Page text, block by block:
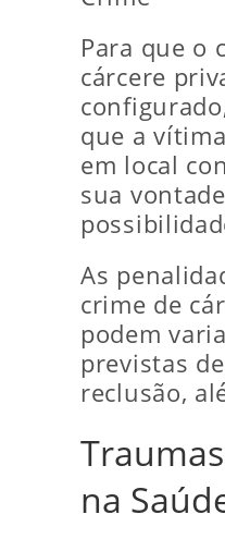
Para que o
cárcere
que a
em local
sua
As
crime de
podem
previstas
reclusão,
na